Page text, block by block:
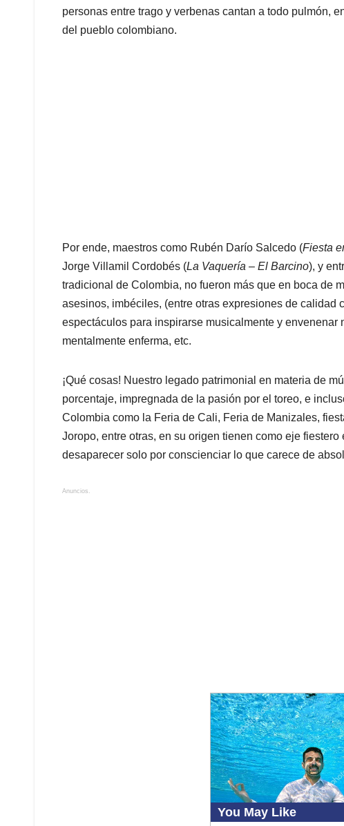
personas entre trago y verbenas cantan a todo pulmón,
del pueblo colombiano.
Por ende, maestros como Rubén Darío Salcedo (Fiesta
Jorge Villamil Cordobés (La Vaquería – El Barcino), y
tradicional de Colombia, no fueron más que en boca de
asesinos, imbéciles, (entre otras expresiones de calidad
espectáculos para inspirarse musicalmente y envenenar
mentalmente enferma, etc.
¡Qué cosas! Nuestro legado patrimonial en materia de
porcentaje, impregnada de la pasión por el toreo, e
Colombia como la Feria de Cali, Feria de Manizales,
Joropo, entre otras, en su origen tienen como eje
desaparecer solo por conscienciar lo que carece de
Anuncios.